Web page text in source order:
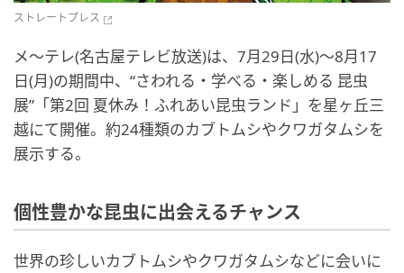
ストレートプレス
メ～テレ(名古屋テレビ放送)は、7月29日(水)～8月17
日(月)の期間中、“さわれる・学べる・楽しめる 昆虫
展”「第2回 夏休み！ふれあい昆虫ランド」を星ヶ丘三
越にて開催。約24種類のカブトムシやクワガタムシを
展示する。
個性豊かな昆虫に出会えるチャンス
世界の珍しいカブトムシやクワガタムシなどに会いに